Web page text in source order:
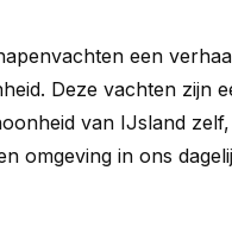
een
Deze vachten zijn
van IJsland
omgeving in ons